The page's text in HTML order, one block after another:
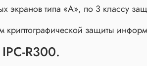
типа «А», по 3 классу
криптографической защиты
R300.